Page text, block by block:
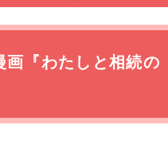
画『わたしと相続の